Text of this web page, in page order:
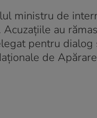
ministru de
au
pentru
de Apărare